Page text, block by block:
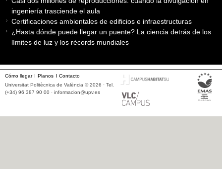
ingeniería trasciende el aula
Certificaciones ambientales de edificios e infraestructuras
¿Hasta dónde puede llegar un puente? La ciencia detrás de los
límites de luz y los récords mundiales
Cómo llegar Planos
Contacto
Universitat Politècnica de València © 2026 · Tel.
(+34) 96 387 90 00 · informacion@upv.es